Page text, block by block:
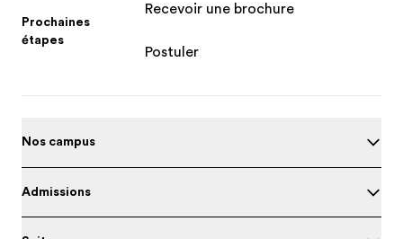
Prochaines
étapes
Recevoir une brochure
Postuler
Nos campus
Admissions